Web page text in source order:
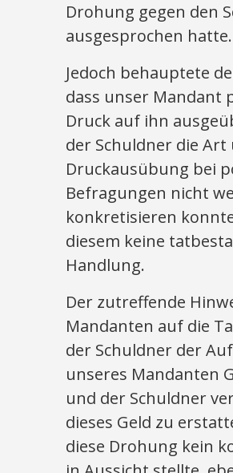
Drohung gegen den
ausgesprochen hatte.
Jedoch behauptete
dass unser Mandant
Druck auf ihn
der Schuldner die Art
Druckausübung bei
Befragungen nicht
konkretisieren
diesem keine
Handlung.
Der zutreffende
Mandanten auf die
der Schuldner der
unseres Mandanten
und der Schuldner
dieses Geld zu
diese Drohung kein